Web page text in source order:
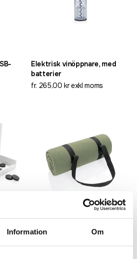
Information Om
Elektrisk vinöppnare, med
batterier
fr. 265,00 kr exkl moms
picknickfilt